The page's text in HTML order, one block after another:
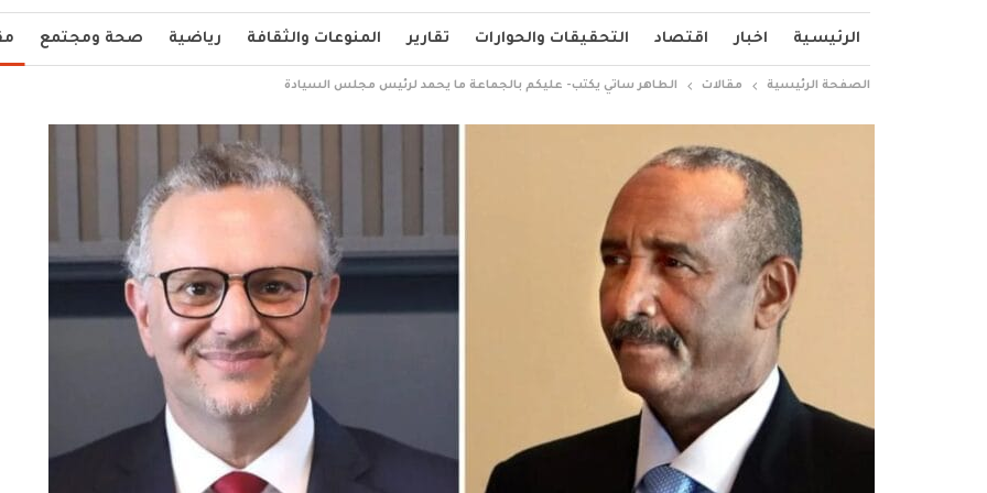
الرئيسية اخبار اقتصاد التحقيقات والحوارات تقارير المنوعات والثقافة رياضية صحة ومجتمع
الصفحة الرئيسية مقالات الطاهر ساتي يكتب- عليكم بالجماعة ما يحمد لرئيس مجلس السيادة